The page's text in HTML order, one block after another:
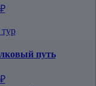
путь